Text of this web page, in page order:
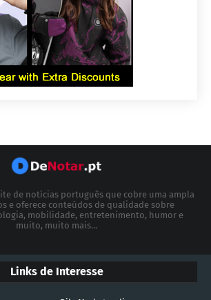
de notícias português que cobre uma ampla
e oferece conteúdos de qualidade sobre
mobilidade, entretenimento, humor e
muito, muito mais...
Links de Interesse